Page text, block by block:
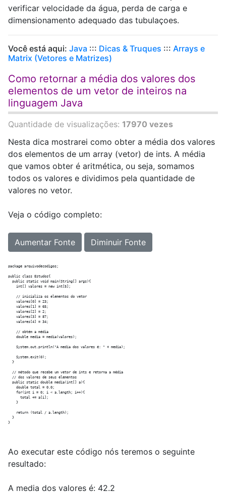
verificar velocidade da água, perda de carga e
dimensionamento adequado das tubulaçoes.
Você está aqui: Java ::: Dicas & Truques ::: Arrays e
Matrix (Vetores e Matrizes)
Como retornar a média dos valores dos
elementos de um vetor de inteiros na
linguagem Java
Quantidade de visualizações: 17970 vezes
Nesta dica mostrarei como obter a média dos valores
dos elementos de um array (vetor) de ints. A média
que vamos obter é aritmética, ou seja, somamos
todos os valores e dividimos pela quantidade de
valores no vetor.
Veja o código completo:
Aumentar Fonte Diminuir Fonte
package arquivodecodigos;
public class Estudos{
  public static void main(String[] args){
    int[] valores = new int[5];
    // inicializa os elementos do vetor
    valores[0] = 23;
    valores[1] = 65;
    valores[2] = 2;
    valores[3] = 87;
    valores[4] = 34;
    // obtém a média
    double media = media(valores);
    System.out.println("A media dos valores é: " + media);
    System.exit(0);
  }
  // método que recebe um vetor de ints e retorna a média
  // dos valores de seus elementos
  public static double media(int[] a){
    double total = 0.0;
    for(int i = 0; i < a.length; i++){
      total += a[i];
    }
    return (total / a.length);
  }
Ao executar este código nós teremos o seguinte
resultado:
A media dos valores é: 42.2